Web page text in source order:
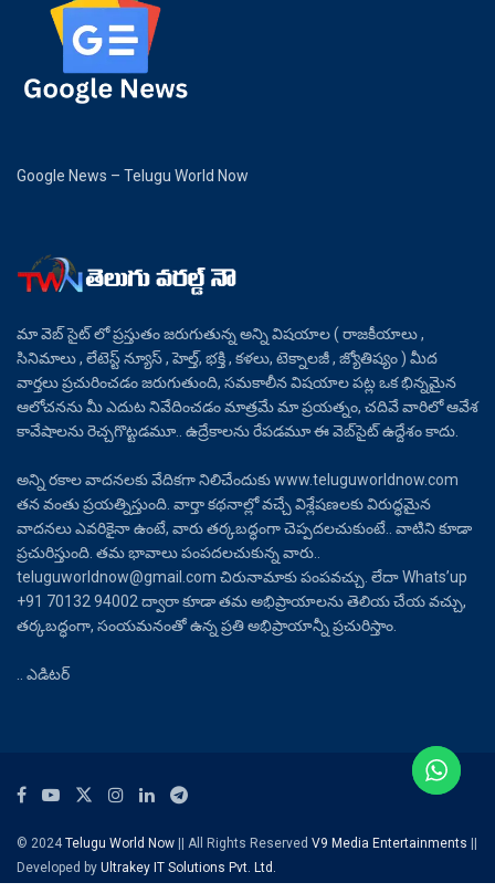
Google News – Telugu World Now
మా వెబ్ సైట్ లో ప్రస్తుతం జరుగుతున్న అన్ని విషయాల ( రాజకీయాలు ,
సినిమాలు , లేటెస్ట్ న్యూస్ , హెల్త్, భక్తి , కళలు, టెక్నాలజీ , జ్యోతిష్యం ) మీద
వార్తలు ప్రచురించడం జరుగుతుంది, సమకాలీన విషయాల పట్ల ఒక భిన్నమైన
ఆలోచనను మీ ఎదుట నివేదించడం మాత్రమే మా ప్రయత్నం, చదివే వారిలో ఆవేశ
కావేషాలను రెచ్చగొట్టడమూ.. ఉద్రేకాలను రేపడమూ ఈ వెబ్‌సైట్ ఉద్దేశం కాదు.
అన్ని రకాల వాదనలకు వేదికగా నిలిచేందుకు www.teluguworldnow.com
తన వంతు ప్రయత్నిస్తుంది. వార్తా కథనాల్లో వచ్చే విశ్లేషణలకు విరుద్ధమైన
వాదనలు ఎవరికైనా ఉంటే, వారు తర్కబద్ధంగా చెప్పదలచుకుంటే.. వాటిని కూడా
ప్రచురిస్తుంది. తమ భావాలు పంపదలచుకున్న వారు..
teluguworldnow@gmail.com చిరునామాకు పంపవచ్చు. లేదా Whats’up
+91 70132 94002 ద్వారా కూడా తమ అభిప్రాయాలను తెలియ చేయ వచ్చు,
తర్కబద్ధంగా, సంయమనంతో ఉన్న ప్రతి అభిప్రాయాన్నీ ప్రచురిస్తాం.
.. ఎడిటర్
© 2024Telugu World Now || All Rights Reserved V9 Media Entertainments ||
Developed by Ultrakey IT Solutions Pvt. Ltd.